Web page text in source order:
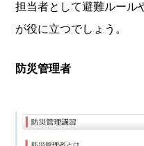
担当者として避難ルール
が役に立つでしょう。
防災管理者